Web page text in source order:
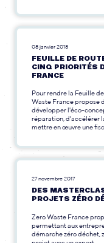
08 janvier 2018
FEUILLE DE
CINQ PRIORITÉS
FRANCE
Pour rendre la Feuille
Waste France propose
développer l'éco-
réparation, d'accélérer
mettre en œuvre une
27 novembre 2017
DES
PROJETS ZÉRO
Zero Waste France
permettant aux
démarche zéro déchet,